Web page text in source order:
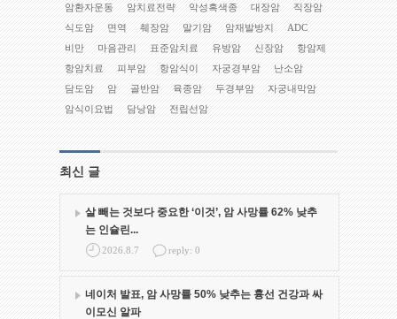
암환자운동
암치료전략 악성흑색종 대장암
직장암
식도암
면역 췌장암 말기암 암재발방지
ADC
비만
마음관리 표준암치료 유방암 신장암
항암제
항암치료
피부암 항암식이 자궁경부암
난소암
담도암
암 골반암 육종암 두경부암
자궁내막암
암식이요법
담낭암 전립선암
최신 글
살 빼는 것보다 중요한 ‘이것’, 암 사망률 62% 낮추
는 인슐린...
2026.8.7 reply: 0
네이처 발표, 암 사망률 50% 낮추는 흉선 건강과 싸
이모신 알파